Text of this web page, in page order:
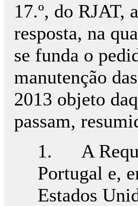
17.º, do RJAT,
resposta, na
se funda o
manutenção
2013 objeto
passam,
1. A
Portugal e,
Estados